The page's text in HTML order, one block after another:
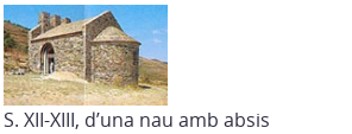
XII-XIII, d’una nau amb absis